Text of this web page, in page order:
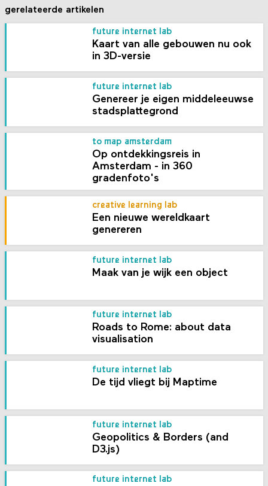
gerelateerde artikelen
future internet lab
Kaart van alle gebouwen nu ook
in 3D-versie
future internet lab
Genereer je eigen middeleeuwse
stadsplattegrond
to map amsterdam
Op ontdekkingsreis in
Amsterdam - in 360
gradenfoto's
creative learning lab
Een nieuwe wereldkaart
genereren
future internet lab
Maak van je wijk een object
future internet lab
Roads to Rome: about data
visualisation
future internet lab
De tijd vliegt bij Maptime
future internet lab
Geopolitics & Borders (and
D3.js)
future internet lab